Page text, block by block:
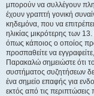
μπορούν να συλλέγουν
έχουν γραπτή γονική
κηδεμόνα, που να
ηλικίας μικρότερης των
όπως κάποιος ο οποίος
προσπαθείτε να
Παρακαλώ σημειώστε ότι
συστήματος συζητήσεων
ένα σημείο επαφής για
εκτός από τις